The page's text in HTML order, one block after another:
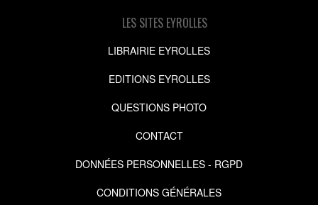
LES SITES EYROLLES
LIBRAIRIE EYROLLES
EDITIONS EYROLLES
QUESTIONS PHOTO
CONTACT
DONNÉES PERSONNELLES - RGPD
CONDITIONS GÉNÉRALES